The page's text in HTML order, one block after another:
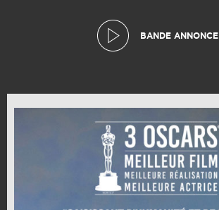
BANDE ANNONCE